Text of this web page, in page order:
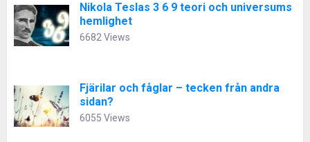
Nikola Teslas 3 6 9 teori och universums
hemlighet
6682 Views
Fjärilar och fåglar – tecken från andra
sidan?
6055 Views